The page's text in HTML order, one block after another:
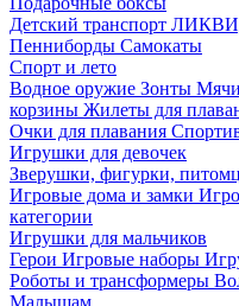
Детский транспорт
Пенниборды Самокаты
Спорт и лето
Водное оружие Зонты Мячи
корзины Жилеты для
Очки для плавания
Игрушки для девочек
Зверушки, фигурки,
Игровые дома и замки
категории
Игрушки для мальчиков
Герои Игровые наборы
Роботы и трансформеры
Малышам